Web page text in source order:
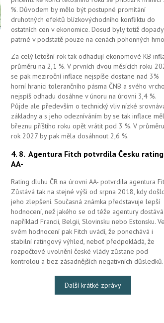
%. Důvodem by mělo být postupné promítání
druhotných efektů blízkovýchodního konfliktu do
ostatních cen v ekonomice. Dosud byly totiž dopady
patrné v podstatě pouze na cenách pohonných
Za celý letošní rok tak odhadují ekonomové KB
průměru na 2,1 %. V prvních dvou měsících roku
se pak meziroční inflace nejspíše dostane nad 3%
horní hranici tolerančního pásma ČNB a svého
nejspíš odhadu dosáhne v únoru na úrovni 3,4 %.
Půjde ale především o technický vliv nízké
základny a s jeho odezníváním by se tak inflace
březnu příštího roku opět vrátit pod 3 %. V
rok 2027 by pak měla dosáhnout 2,6 %.
4. 8. Agentura Fitch potvrdila Česku rating
AA-
Rating dluhu ČR na úrovni AA- potvrdila agentura
Zůstává tak na stejné výši od srpna 2018, kdy
jeho zlepšení. Současná známka představuje lepší
hodnocení, než jakého se od téže agentury dostává
například Francii, Belgii, Slovinsku nebo Estonsku. Ve
svém hodnocení pak Fitch uvádí, že ponechává i
stabilní ratingový výhled, neboť předpokládá, že
rozpočtové uvolnění české vlády zůstane pod
kontrolou a bez zásadnějších negativních důsledků.
Další krátké zprávy